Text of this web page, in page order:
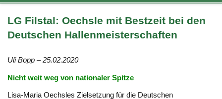
LG Filstal: Oechsle mit Bestzeit bei den
Deutschen Hallenmeisterschaften
Uli Bopp – 25.02.2020
Nicht weit weg von nationaler Spitze
Lisa-Maria Oechsles Zielsetzung für die Deutschen